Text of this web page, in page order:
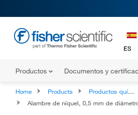
ES
Productos Documentos y
Home Products Productos químicos
Alambre de níquel, 0,5 mm de diámetro, 99,98% (base metálica), Thermo Scientific